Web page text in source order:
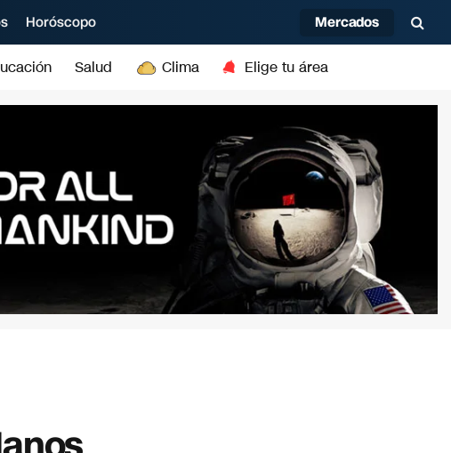
Horóscopo Mercados
Salud Clima Elige tu área